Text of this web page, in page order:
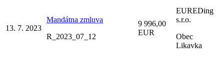
13. 7. 2023
Mandátna zmluva
R_2023_07_12
9 996,00
EUR
EUREDing
s.r.o.
Obec
Likavka